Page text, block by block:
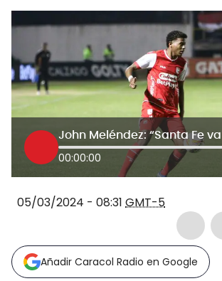
00:00:00
05/03/2024 - 08:31 GMT-5
Añadir Caracol Radio en Google